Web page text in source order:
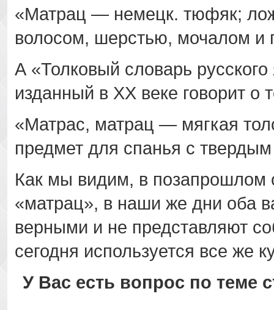
«Матрац — немецк. тюфяк;
волосом, шерстью, мочалом и
А «Толковый словарь
изданный в ХХ веке говорит о
«Матрас, матрац — мягкая
предмет для спанья с
Как мы видим, в позапрошлом
«матрац», в наши же дни оба
верными и не представляют
сегодня используется все же
У Вас есть вопрос по теме